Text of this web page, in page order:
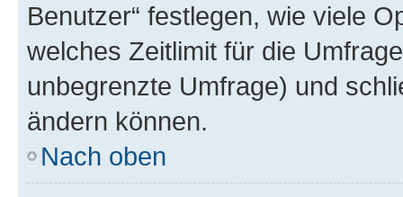
Benutzer“ festlegen, wie viele
welches Zeitlimit für die
unbegrenzte Umfrage) und
ändern können.
Nach oben